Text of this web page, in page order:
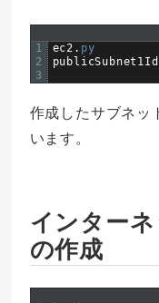
1
2
3
ec2 . py
publicSubnet1Id
作成したサブネッ
います。
インター
の作成